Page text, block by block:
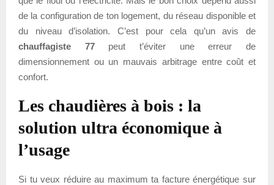
de la configuration de ton logement, du réseau disponible et
du niveau d’isolation. C’est pour cela qu’un avis de
chauffagiste 77peut t’éviter une erreur de
dimensionnement ou un mauvais arbitrage entre coût et
confort.
Les chaudières à bois : la
solution ultra économique à
l’usage
Si tu veux réduire au maximum ta facture énergétique sur